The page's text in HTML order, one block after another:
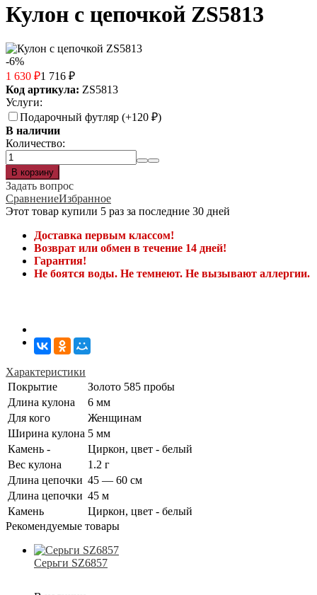
Кулон с цепочкой ZS5813
-6%
1 630 ₽1 716 ₽
Код артикула: ZS5813
Услуги:
Подарочный футляр (+120 ₽)
В наличии
Количество:
Задать вопрос
СравнениеИзбранное
Этот товар купили 5 раз за последние 30 дней
Доставка первым классом!
Возврат или обмен в течение 14 дней!
Гарантия!
Не боятся воды. Не темнеют. Не вызывают аллергии.
Характеристики
Покрытие
Золото 585 пробы
Длина кулона
6 мм
Для кого
Женщинам
Ширина кулона 5 мм
Камень -
Циркон, цвет - белый
Вес кулона
1.2 г
Длина цепочки 45 — 60 см
Длина цепочки 45 м
Камень
Циркон, цвет - белый
Рекомендуемые товары
Серьги SZ6857